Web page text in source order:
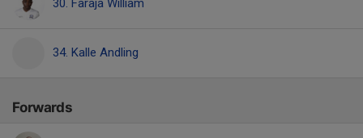
30. Faraja William
34. Kalle Andling
Forwards